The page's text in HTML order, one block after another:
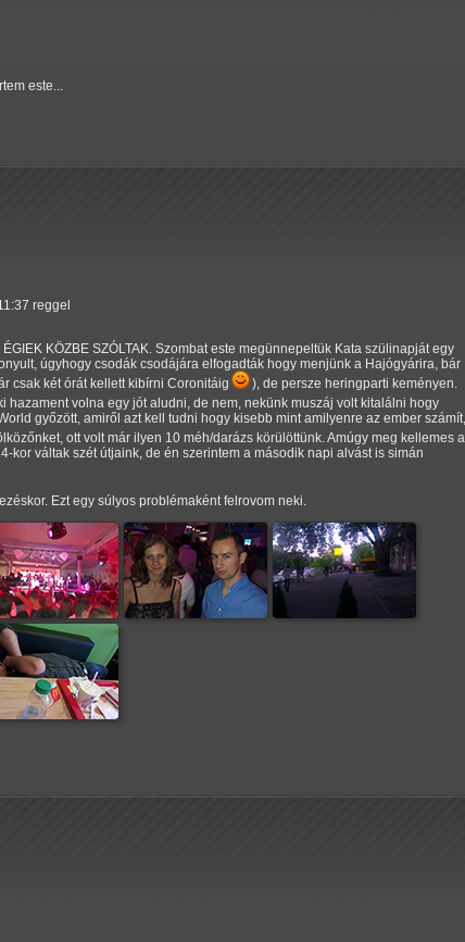
este...
reggel
KÖZBE SZÓLTAK. Szombat este megünnepeltük Kata szülinapját egy
úgyhogy csodák csodájára elfogadták hogy menjünk a Hajógyárira, bár
csak két órát kellett kibírni Coronitáig
), de persze heringparti keményen.
hazament volna egy jót aludni, de nem, nekünk muszáj volt kitalálni hogy
győzött, amiről azt kell tudni hogy kisebb mint amilyenre az ember számít,
ott volt már ilyen 10 méh/darázs körülöttünk. Amúgy meg kellemes a
váltak szét útjaink, de én szerintem a második napi alvást is simán
Ezt egy súlyos problémaként felrovom neki.